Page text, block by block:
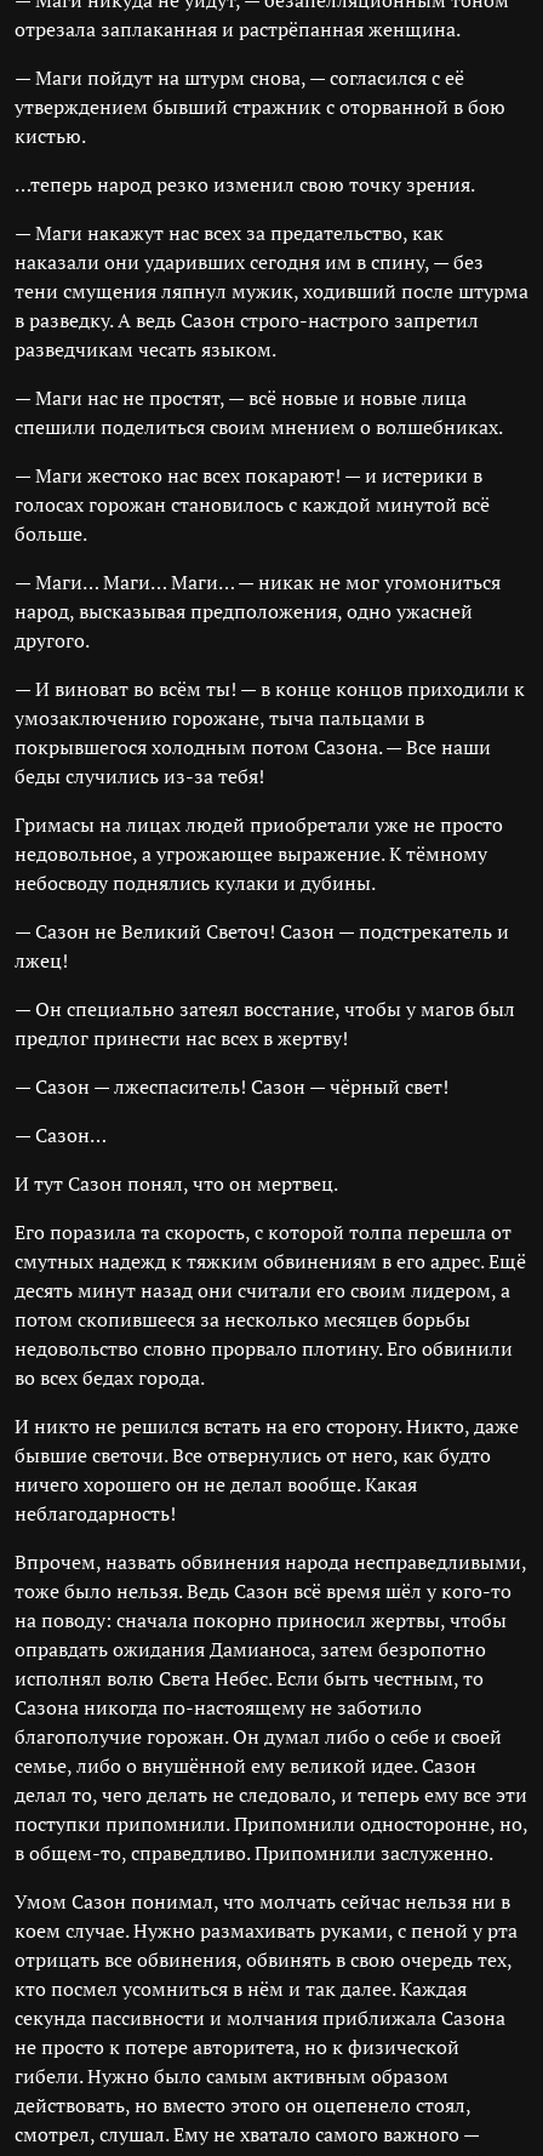
отрезала заплаканная и растрёпанная женщина.
— Маги пойдут на штурм снова, — согласился с её
утверждением бывший стражник с оторванной в бою
кистью.
…теперь народ резко изменил свою точку зрения.
— Маги накажут нас всех за предательство, как
наказали они ударивших сегодня им в спину, — без
тени смущения ляпнул мужик, ходивший после штурма
в разведку. А ведь Сазон строго-настрого запретил
разведчикам чесать языком.
— Маги нас не простят, — всё новые и новые лица
спешили поделиться своим мнением о волшебниках.
— Маги жестоко нас всех покарают! — и истерики в
голосах горожан становилось с каждой минутой всё
больше.
— Маги… Маги… Маги… — никак не мог угомониться
народ, высказывая предположения, одно ужасней
другого.
— И виноват во всём ты! — в конце концов приходили к
умозаключению горожане, тыча пальцами в
покрывшегося холодным потом Сазона. — Все наши
беды случились из-за тебя!
Гримасы на лицах людей приобретали уже не просто
недовольное, а угрожающее выражение. К тёмному
небосводу поднялись кулаки и дубины.
— Сазон не Великий Светоч! Сазон — подстрекатель и
лжец!
— Он специально затеял восстание, чтобы у магов был
предлог принести нас всех в жертву!
— Сазон — лжеспаситель! Сазон — чёрный свет!
— Сазон…
И тут Сазон понял, что он мертвец.
Его поразила та скорость, с которой толпа перешла от
смутных надежд к тяжким обвинениям в его адрес. Ещё
десять минут назад они считали его своим лидером, а
потом скопившееся за несколько месяцев борьбы
недовольство словно прорвало плотину. Его обвинили
во всех бедах города.
И никто не решился встать на его сторону. Никто, даже
бывшие светочи. Все отвернулись от него, как будто
ничего хорошего он не делал вообще. Какая
неблагодарность!
Впрочем, назвать обвинения народа несправедливыми,
тоже было нельзя. Ведь Сазон всё время шёл у кого-то
на поводу: сначала покорно приносил жертвы, чтобы
оправдать ожидания Дамианоса, затем безропотно
исполнял волю Света Небес. Если быть честным, то
Сазона никогда по-настоящему не заботило
благополучие горожан. Он думал либо о себе и своей
семье, либо о внушённой ему великой идее. Сазон
делал то, чего делать не следовало, и теперь ему все эти
поступки припомнили. Припомнили односторонне, но,
в общем-то, справедливо. Припомнили заслуженно.
Умом Сазон понимал, что молчать сейчас нельзя ни в
коем случае. Нужно размахивать руками, с пеной у рта
отрицать все обвинения, обвинять в свою очередь тех,
кто посмел усомниться в нём и так далее. Каждая
секунда пассивности и молчания приближала Сазона
не просто к потере авторитета, но к физической
гибели. Нужно было самым активным образом
действовать, но вместо этого он оцепенело стоял,
смотрел, слушал. Ему не хватало самого важного —